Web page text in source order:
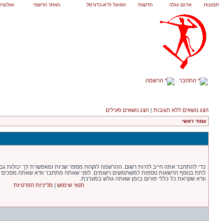
תמונות אדום עולה חדשות הפועל ת"א-כדורסל האתר הרשמי
התחבר הרשמה
הצג נושאים ללא תגובות | הצג נושאים פעילים
עמוד ראשי
כדי להתחבר אתה חייב להיות רשום. ההרשמה לוקחת מספר שניות ומאפשרת לך יכולות
לתת בנוסף הרשאות נוספות למשתמשים רשומים. לפני שאתה מתחבר וודא שאתה מסכים
וודא שקראת כל כללי פורום בזמן שאתה גולש במערכת.
תנאי שימוש | מדיניות הפרטיות